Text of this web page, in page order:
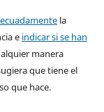
la
e indicar si se han
manera
que tiene el
que hace.